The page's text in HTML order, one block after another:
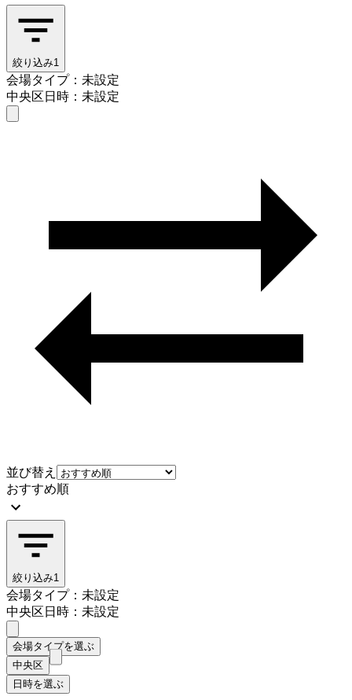
絞り込み1
会場タイプ：未設定
中央区日時：未設定
並び替え
おすすめ順
絞り込み1
会場タイプ：未設定
中央区日時：未設定
会場タイプを選ぶ
中央区
日時を選ぶ